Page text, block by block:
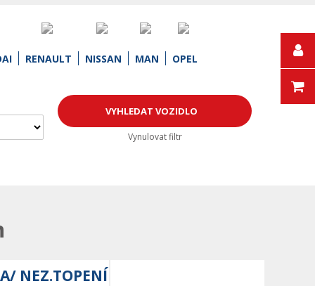
RENAULT NISSAN MAN OPEL
Vynulovat filtr
NEZ.TOPENÍ